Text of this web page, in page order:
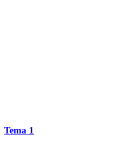
Tema 1